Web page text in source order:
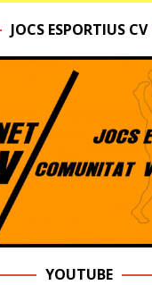
JOCS ESPORTIUS CV
YOUTUBE